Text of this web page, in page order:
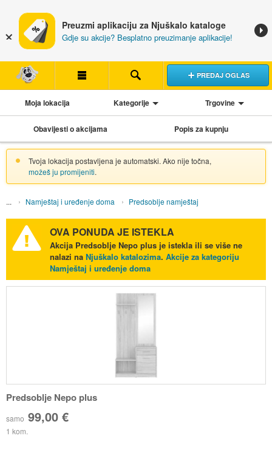
Preuzmi aplikaciju za Njuškalo kataloge
Gdje su akcije? Besplatno preuzimanje aplikacije!
PREDAJ OGLAS
Moja lokacija Kategorije Trgovine
Obavijesti o akcijama Popis za kupnju
Tvoja lokacija postavljena je automatski. Ako nije točna,
možeš ju promijeniti.
Namještaj i uređenje doma Predsoblje namještaj
OVA PONUDA JE ISTEKLA
Akcija Predsoblje Nepo plusje istekla ili se više ne
nalazi na Njuškalo katalozima. Akcije za kategoriju
Namještaj i uređenje doma
Predsoblje Nepo plus
samo 99,00 €
1 kom.